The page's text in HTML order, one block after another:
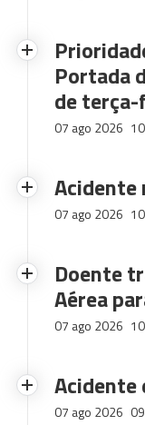
Portada
de
07 ago 2026
Acidente
07 ago 2026
Doente
Aérea
07 ago 2026
Acidente
07 ago 2026